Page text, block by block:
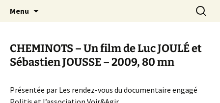
Canal Marches
Menu
CHEMINOTS – Un film de Luc JOULÉ et
Sébastien JOUSSE – 2009, 80 mn
Présentée par Les rendez-vous du documentaire engagé